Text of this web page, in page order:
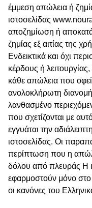
έμμεση απώλεια ή
ιστοσελίδας
αποζημίωση ή
ζημίας εξ αιτίας της
Ενδεικτικά και όχι
κέρδους ή
κάθε απώλεια που
ανολοκλήρωτη
λανθασμένο
που σχετίζονται με
εγγυάται την
ιστοσελίδας. Οι
περίπτωση που η
δόλου από πλευράς Η
εφαρμοστούν μόνο στο
οι κανόνες του